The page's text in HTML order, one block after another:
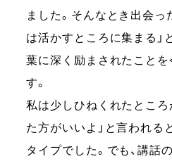
ました。そんなとき出会っ
は活かすところに集まる」
葉に深く励まされたこと
す。
私は少しひねくれたところ
た方がいいよ」と言われる
タイプでした。でも、講話